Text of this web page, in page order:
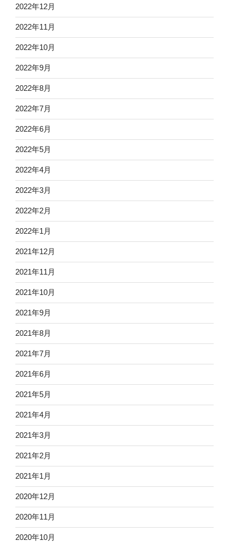
2022年12月
2022年11月
2022年10月
2022年9月
2022年8月
2022年7月
2022年6月
2022年5月
2022年4月
2022年3月
2022年2月
2022年1月
2021年12月
2021年11月
2021年10月
2021年9月
2021年8月
2021年7月
2021年6月
2021年5月
2021年4月
2021年3月
2021年2月
2021年1月
2020年12月
2020年11月
2020年10月